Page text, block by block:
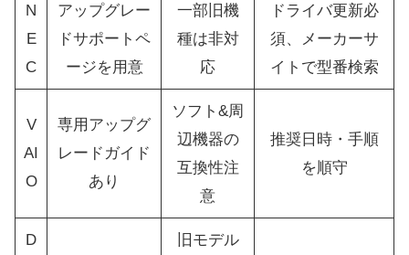
N
E
C
アップグレー
ドサポートペ
ージを用意
一部旧機
種は非対
応
ドライバ更新必
須、メーカーサ
イトで型番検索
V
AI
O
専用アップグ
レードガイド
あり
ソフト&周
辺機器の
互換性注
意
推奨日時・手順
を順守
D
旧モデル